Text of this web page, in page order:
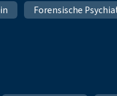
Forensische